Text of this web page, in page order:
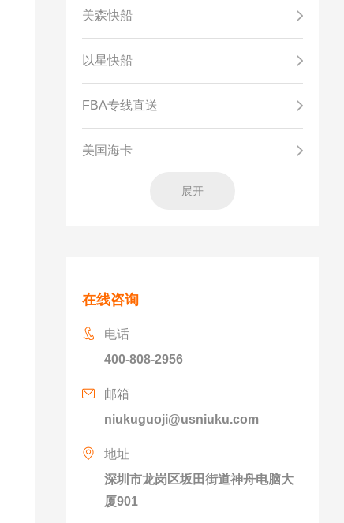
美森快船
以星快船
FBA专线直送
美国海卡
展开
在线咨询
电话
400-808-2956
邮箱
niukuguoji@usniuku.com
地址
深圳市龙岗区坂田街道神舟电脑大
厦901